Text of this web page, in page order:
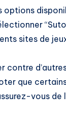
sites de
que
vous